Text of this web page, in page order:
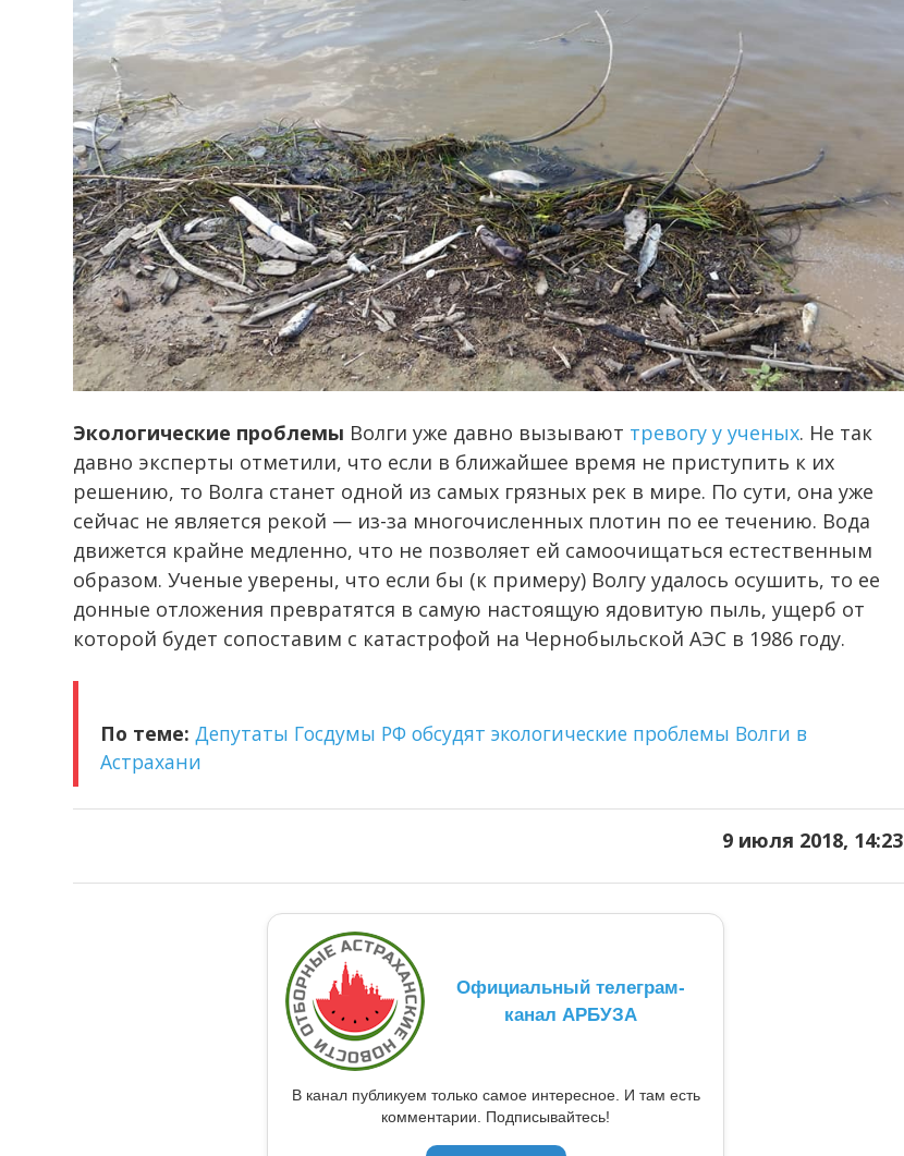
Экологические проблемы Волги уже давно вызывают тревогу у ученых. Не так
давно эксперты отметили, что если в ближайшее время не приступить к их
решению, то Волга станет одной из самых грязных рек в мире. По сути, она уже
сейчас не является рекой — из-за многочисленных плотин по ее течению. Вода
движется крайне медленно, что не позволяет ей самоочищаться естественным
образом. Ученые уверены, что если бы (к примеру) Волгу удалось осушить, то ее
донные отложения превратятся в самую настоящую ядовитую пыль, ущерб от
которой будет сопоставим с катастрофой на Чернобыльской АЭС в 1986 году.
По теме: Депутаты Госдумы РФ обсудят экологические проблемы Волги в
Астрахани
9 июля 2018, 14:23
Официальный телеграм-
канал АРБУЗА
В канал публикуем только самое интересное. И там есть
комментарии. Подписывайтесь!